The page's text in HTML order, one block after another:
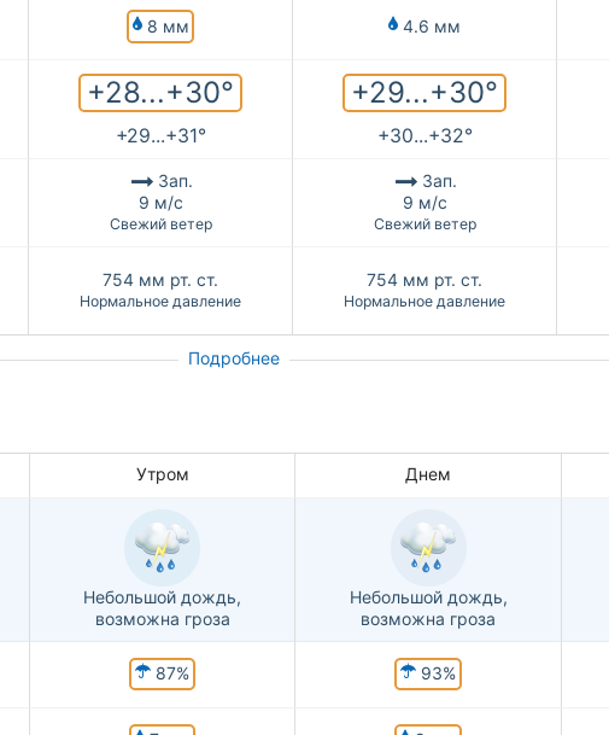
8 мм 4.6 мм
+28...+30° +29...+30°
+29...+31° +30...+32°
Зап.
9 м/с
Свежий ветер
Зап.
9 м/с
Свежий ветер
754 мм рт. ст.
Нормальное давление
754 мм рт. ст.
Нормальное давление
Подробнее
Утром Днем
Небольшой дождь,
возможна гроза
Небольшой дождь,
возможна гроза
87% 93%